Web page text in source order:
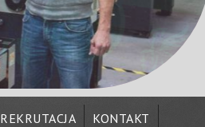
REKRUTACJA KONTAKT